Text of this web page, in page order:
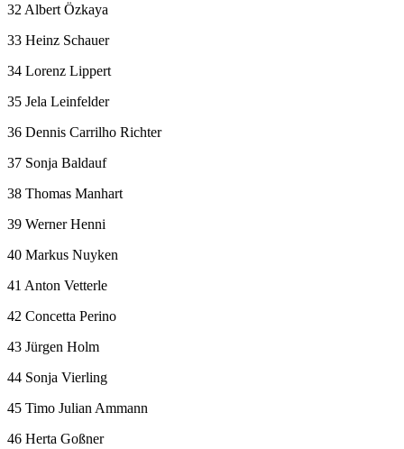
32 Albert Özkaya
33 Heinz Schauer
34 Lorenz Lippert
35 Jela Leinfelder
36 Dennis Carrilho Richter
37 Sonja Baldauf
38 Thomas Manhart
39 Werner Henni
40 Markus Nuyken
41 Anton Vetterle
42 Concetta Perino
43 Jürgen Holm
44 Sonja Vierling
45 Timo Julian Ammann
46 Herta Goßner